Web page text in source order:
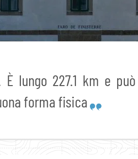
lungo 227.1 km e
forma fisica